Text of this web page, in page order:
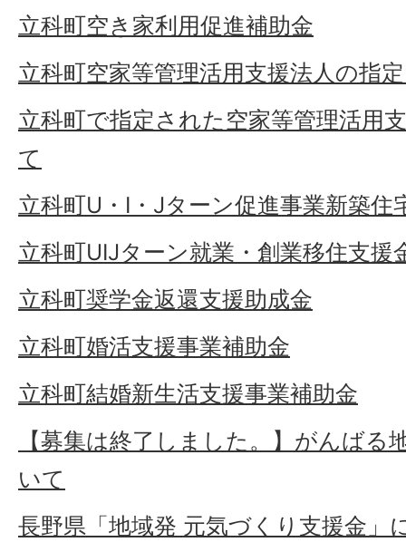
立科町空き家利用促進補助金
立科町空家等管理活用支援法人の指
立科町で指定された空家等管理活用
て
立科町U・I・Jターン促進事業新築住
立科町UIJターン就業・創業移住支援
立科町奨学金返還支援助成金
立科町婚活支援事業補助金
立科町結婚新生活支援事業補助金
【募集は終了しました。】がんばる
いて
長野県「地域発 元気づくり支援金」